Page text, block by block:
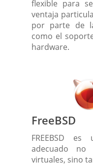
flexible para
ventaja
por parte de
como el
hardware.
FreeBSD
FREEBSD
adecuado no
virtuales, sino